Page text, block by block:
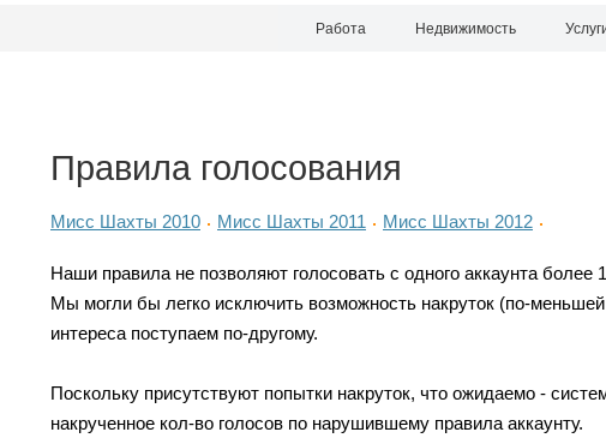
Работа Недвижимость
Правила голосования
Мисс Шахты 2010 Мисс Шахты 2011 Мисс Шахты 2012
Наши правила не позволяют голосовать с одного аккаунта более
Мы могли бы легко исключить возможность накруток (по-меньшей
интереса поступаем по-другому.
Поскольку присутствуют попытки накруток, что ожидаемо -
накрученное кол-во голосов по нарушившему правила аккаунту.